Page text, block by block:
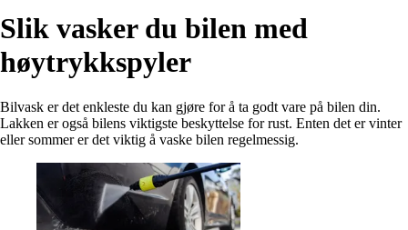
Slik vasker du bilen med
høytrykkspyler
Bilvask er det enkleste du kan gjøre for å ta godt vare på bilen din.
Lakken er også bilens viktigste beskyttelse for rust. Enten det er vinter
eller sommer er det viktig å vaske bilen regelmessig.